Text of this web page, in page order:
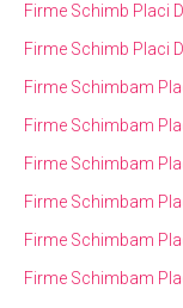
Firme Schimb Placi
Firme Schimb Placi
Firme Schimbam
Firme Schimbam
Firme Schimbam
Firme Schimbam
Firme Schimbam
Firme Schimbam